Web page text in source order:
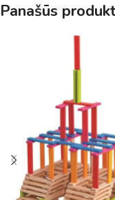
Panašūs